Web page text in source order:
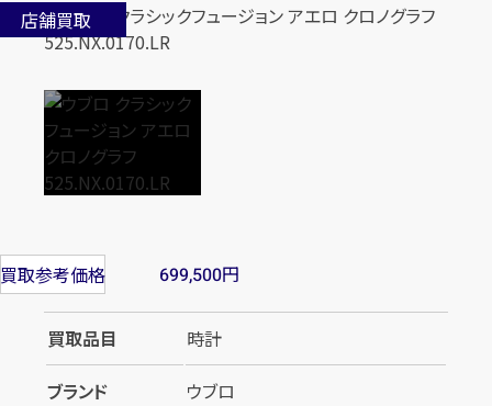
カンタン無料
店舗買取
買取参考価格 699,500円
買取品目
時計
ブランド
ウブロ